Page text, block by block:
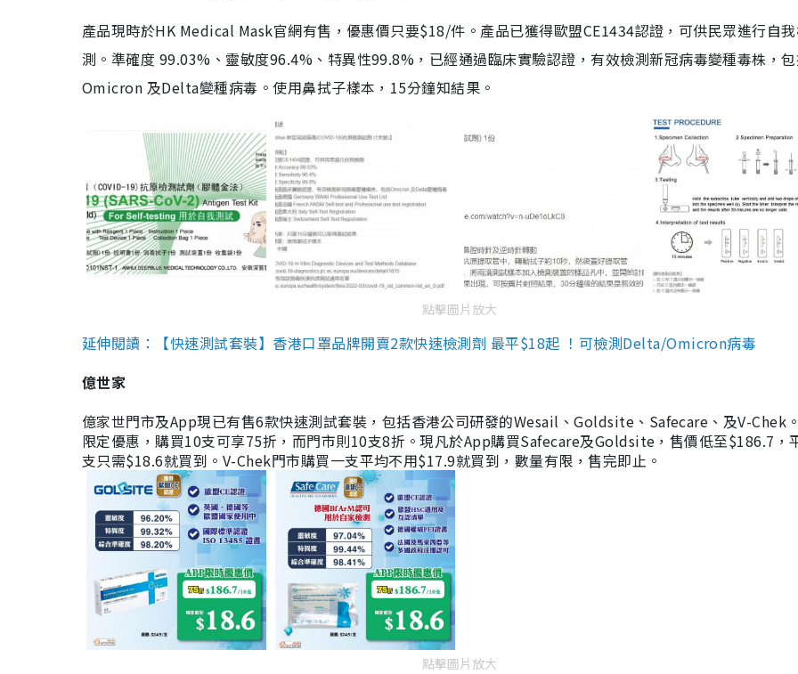
產品現時於HK Medical Mask官網有售，優惠價只要$18/件。產品已獲得歐盟CE1434認證，可供民眾進行自
測。準確度 99.03%、靈敏度96.4%、特異性99.8%，已經通過臨床實驗認證，有效檢測新冠病毒變種毒株，
Omicron 及Delta變種病毒。使用鼻拭子樣本，15分鐘知結果。
點擊圖片放大
延伸閱讀：【快速測試套裝】香港口罩品牌開賣2款快速檢測劑 最平$18起 ！可檢測Delta/Omicron病毒
億世家
億家世門市及App現已有售6款快速測試套裝，包括香港公司研發的Wesail、Goldsite、Safecare、及V-Chek
限定優惠，購買10支可享75折，而門市則10支8折。現凡於App購買Safecare及Goldsite，售價低至$186.7，
支只需$18.6就買到。V-Chek門市購買一支平均不用$17.9就買到，數量有限，售完即止。
點擊圖片放大